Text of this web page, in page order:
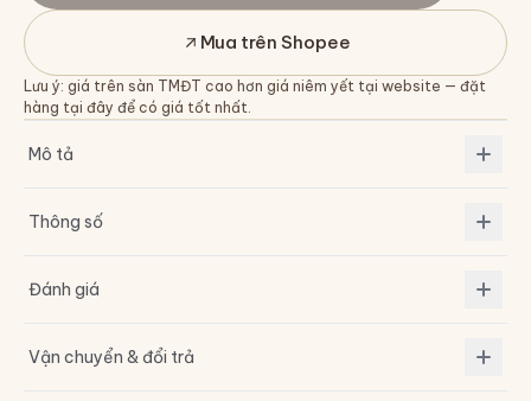
Mua trên Shopee
Lưu ý: giá trên sàn TMĐT cao hơn giá niêm yết tại website — đặt
hàng tại đây để có giá tốt nhất.
Mô tả
Thông số
Đánh giá
Vận chuyển & đổi trả